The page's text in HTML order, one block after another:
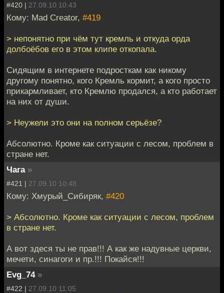
#420 | 27.09.10 10:43
Кому: Mad Creator, #419
> непонятно при чём тут кремль и откуда орда
долбоёбов его в этом клипе откопала.
Сидящим в интернете подросткам как никому
другому понятно, кого Кремль кормит, а кого просто
прикармливает, кто Кремлю продался, а кто работает
на них от души.
> Неужели это они на полном серьёзе?
Абсолютно. Кроме как ситуации с лесом, проблем в
стране нет.
Чага »
#421 | 27.09.10 10:48
Кому: Хмурый_Сибиряк, #420
> Абсолютно. Кроме как ситуации с лесом, проблем
в стране нет.
А вот здеся ты не прав!!! А как же надувные церкви,
мечети, синагоги и пр.!!! Покайся!!!
Evg_74 »
#422 | 27.09.10 11:05